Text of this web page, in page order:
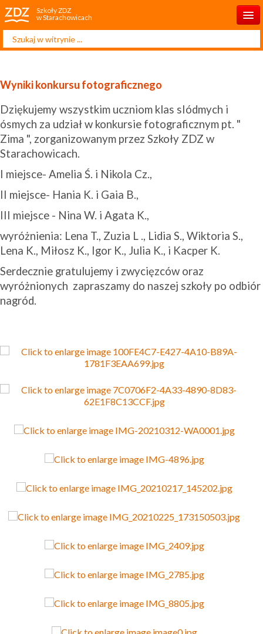
Szkoły ZDZ
w Starachowicach
Start
Rekrutacja 2025/2026
Dla ucznia
Dla rodzica
Kontakt
Szukaj...
Wyniki konkursu fotograficznego
Dziękujemy wszystkim uczniom klas sIódmych i
ósmych za udział w konkursie fotograficznym pt. "
Zima ", zorganizowanym przez Szkoły ZDZ w
Starachowicach.
I miejsce- Amelia Ś. i Nikola Cz.,
II miejsce- Hania K. i Gaia B.,
III miejsce - Nina W. i Agata K.,
wyróżnienia: Lena T., Zuzia L ., Lidia S., Wiktoria S.,
Lena K., Miłosz K., Igor K., Julia K., i Kacper K.
Serdecznie gratulujemy i zwycięzców oraz
wyróżnionych zapraszamy do naszej szkoły po odbiór
nagród.